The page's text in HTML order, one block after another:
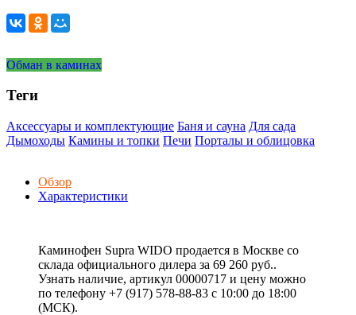
Обман в каминах
Теги
Аксессуары и комплектующие Баня и сауна Для сада
Дымоходы Камины и топки Печи Порталы и облицовка
Обзор
Характеристики
Каминофен Supra WIDO продается в Москве со
склада официального дилера за 69 260 руб..
Узнать наличие, артикул 00000717 и цену можно
по телефону +7 (917) 578-88-83 с 10:00 до 18:00
(МСК).